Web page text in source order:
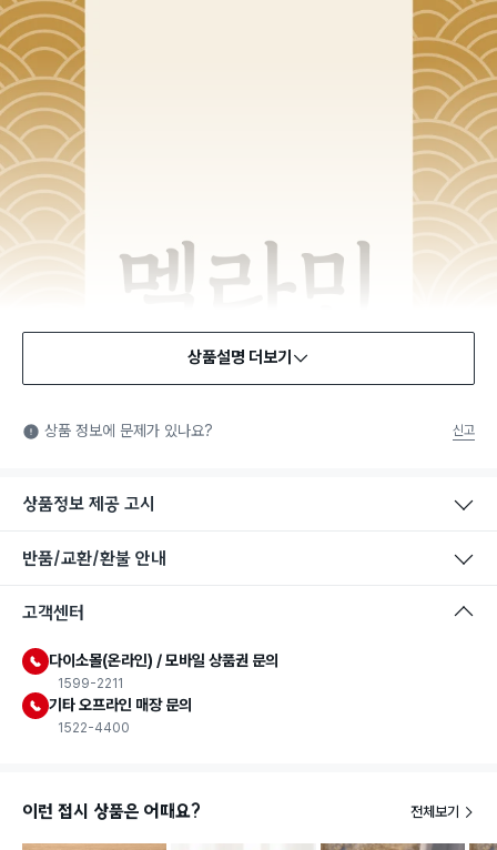
식품용 기구: 식품위생법에서 정한 규격에 따라 제조되어 식품 또
는 식품첨가물에 사용할 수 있는 식품용기구라는 표시입니다.
상품설명 더보기
상품 정보에 문제가 있나요? 신고
상품정보 제공 고시
반품/교환/환불 안내
고객센터
다이소몰(온라인) / 모바일 상품권 문의
1599-2211
기타 오프라인 매장 문의
1522-4400
이런 접시 상품은 어때요? 전체보기